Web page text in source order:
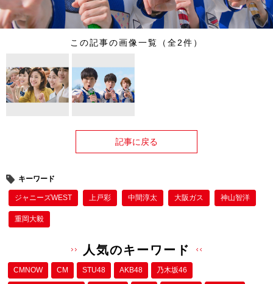
この記事の画像一覧（全2件）
記事に戻る
キーワード
ジャニーズWEST 上戸彩 中間淳太 大阪ガス 神山智洋
重岡大毅
人気のキーワード
CMNOW CM STU48 AKB48 乃木坂46